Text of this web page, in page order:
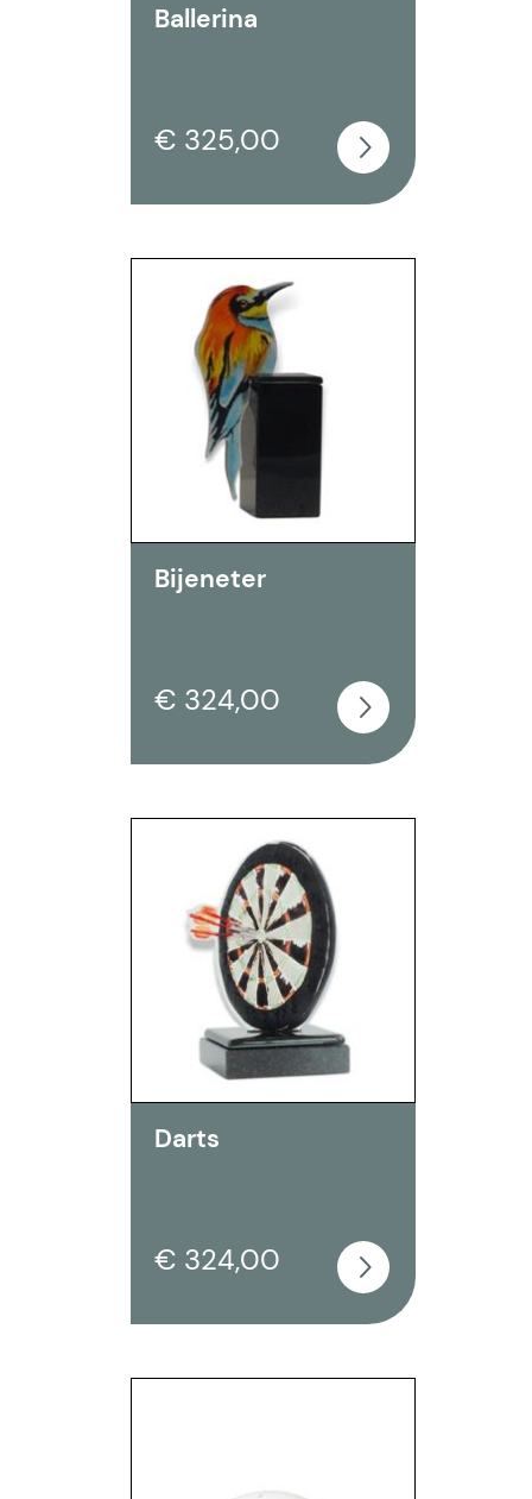
Ballerina
€ 325,00
Bijeneter
€ 324,00
Darts
€ 324,00